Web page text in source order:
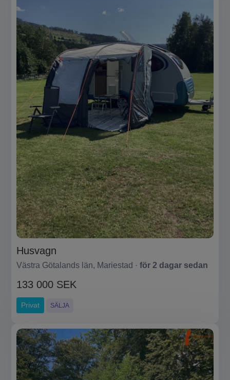
Husvagn
Västra Götalands län, Mariestad · för 2 dagar sedan
133 000 SEK
Privat SÄLJA